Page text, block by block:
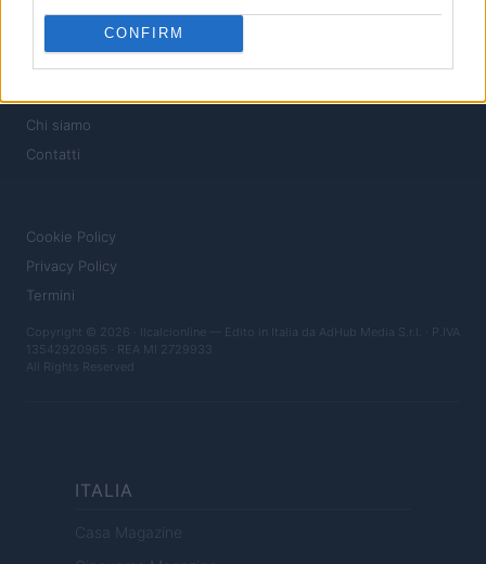
CONFIRM
Calcio Femminile
Chi siamo
Contatti
Cookie Policy
Privacy Policy
Termini
Copyright © 2026 · Ilcalcionline — Edito in Italia da AdHub Media S.r.l. · P.IVA
13542920965 · REA MI 2729933
All Rights Reserved
ITALIA
Casa Magazine